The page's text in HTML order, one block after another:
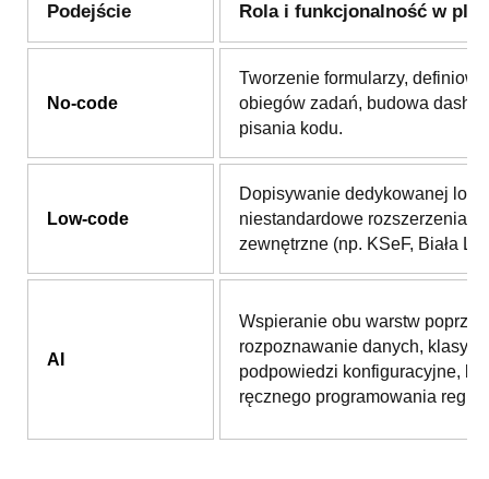
Podejście Rola i funkcjonalność w
No-code
Tworzenie formularzy,
obiegów zadań, budowa
pisania kodu.
Low-code
Dopisywanie dedykowanej
niestandardowe rozszerzenia i
zewnętrzne (np. KSeF, Biała
AI
Wspieranie obu warstw
rozpoznawanie danych,
podpowiedzi konfiguracyjne,
ręcznego programowania reguł.